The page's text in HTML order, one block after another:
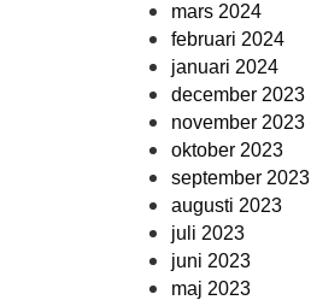
mars 2024
februari 2024
januari 2024
december 2023
november 2023
oktober 2023
september 2023
augusti 2023
juli 2023
juni 2023
maj 2023